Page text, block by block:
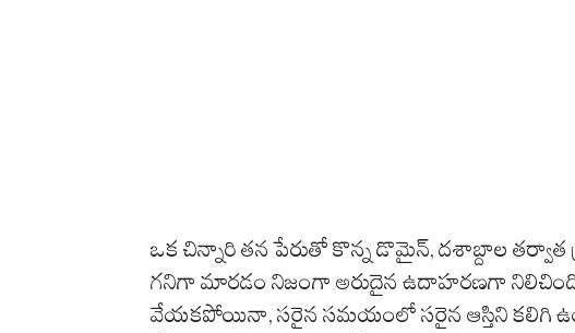
ఒక చిన్నారి తన పేరుతో కొన్న డొమైన్, దశాబ్దాల తర్వాత
గనిగా మారడం నిజంగా అరుదైన ఉదాహరణగా నిలిచింది.
వేయకపోయినా, సరైన సమయంలో సరైన ఆస్తిని కలిగి